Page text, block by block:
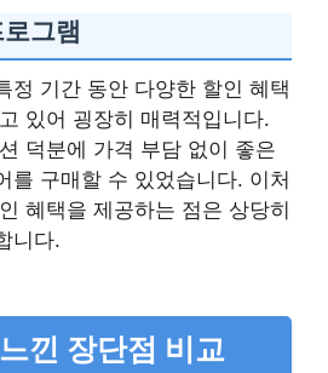
그램
정 기간 동안 다양한 할인 혜택
있어 굉장히 매력적입니다.
덕분에 가격 부담 없이 좋은
를 구매할 수 있었습니다. 이처
혜택을 제공하는 점은 상당히
니다.
낀 장단점 비교